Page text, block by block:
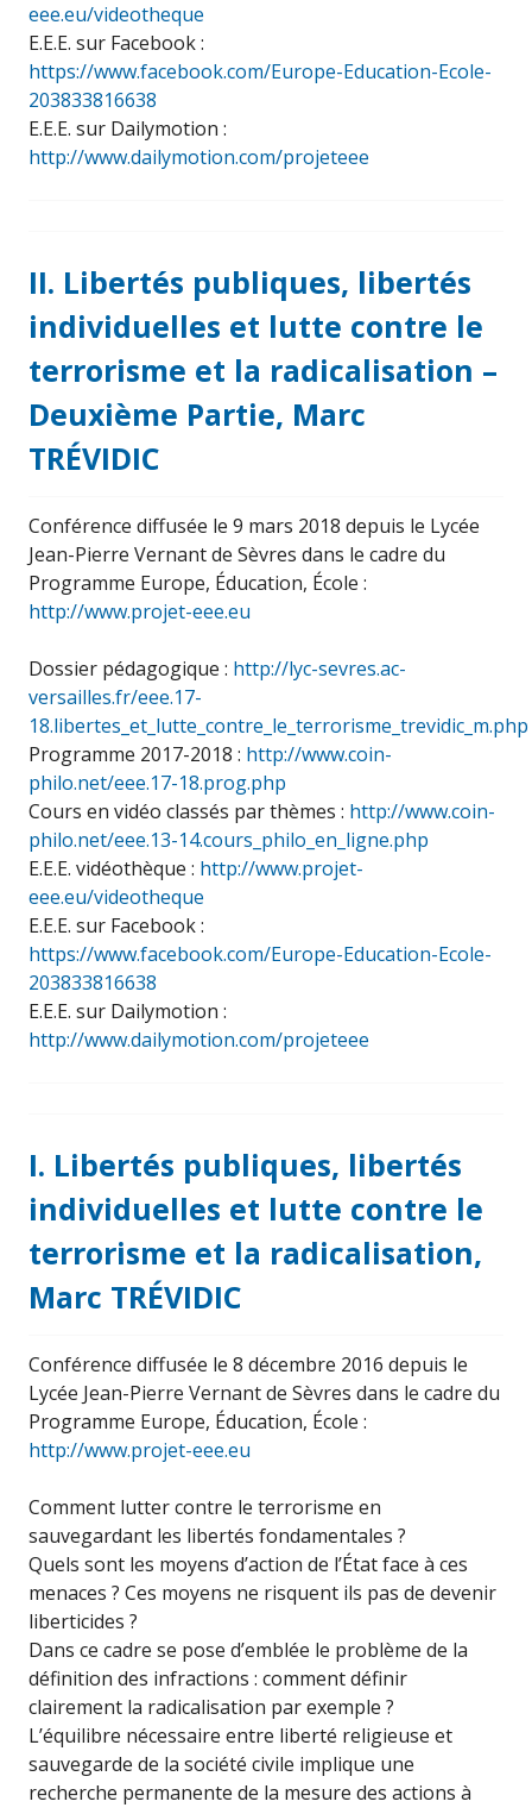
eee.eu/videotheque
E.E.E. sur Facebook :
https://www.facebook.com/Europe-Education-Ecole-
203833816638
E.E.E. sur Dailymotion :
http://www.dailymotion.com/projeteee
II. Libertés publiques, libertés
individuelles et lutte contre le
terrorisme et la radicalisation –
Deuxième Partie, Marc
TRÉVIDIC
Conférence diffusée le 9 mars 2018 depuis le Lycée
Jean-Pierre Vernant de Sèvres dans le cadre du
Programme Europe, Éducation, École :
http://www.projet-eee.eu
Dossier pédagogique : http://lyc-sevres.ac-
versailles.fr/eee.17-
18.libertes_et_lutte_contre_le_terrorisme_trevidic_m.php
Programme 2017-2018 : http://www.coin-
philo.net/eee.17-18.prog.php
Cours en vidéo classés par thèmes : http://www.coin-
philo.net/eee.13-14.cours_philo_en_ligne.php
E.E.E. vidéothèque : http://www.projet-
eee.eu/videotheque
E.E.E. sur Facebook :
https://www.facebook.com/Europe-Education-Ecole-
203833816638
E.E.E. sur Dailymotion :
http://www.dailymotion.com/projeteee
I. Libertés publiques, libertés
individuelles et lutte contre le
terrorisme et la radicalisation,
Marc TRÉVIDIC
Conférence diffusée le 8 décembre 2016 depuis le
Lycée Jean-Pierre Vernant de Sèvres dans le cadre du
Programme Europe, Éducation, École :
http://www.projet-eee.eu
Comment lutter contre le terrorisme en
sauvegardant les libertés fondamentales ?
Quels sont les moyens d’action de l’État face à ces
menaces ? Ces moyens ne risquent ils pas de devenir
liberticides ?
Dans ce cadre se pose d’emblée le problème de la
définition des infractions : comment définir
clairement la radicalisation par exemple ?
L’équilibre nécessaire entre liberté religieuse et
sauvegarde de la société civile implique une
recherche permanente de la mesure des actions à